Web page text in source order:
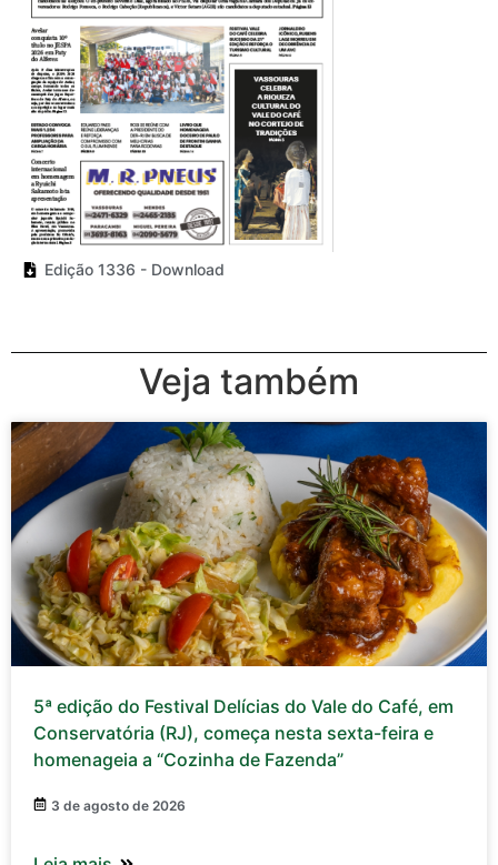
Edição 1336 - Download
Veja também
5ª edição do Festival Delícias do Vale do Café, em
Conservatória (RJ), começa nesta sexta-feira e
homenageia a “Cozinha de Fazenda”
3 de agosto de 2026